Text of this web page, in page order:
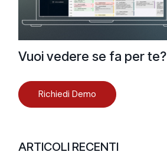
Vuoi vedere se fa per te?
Richiedi Demo
ARTICOLI RECENTI